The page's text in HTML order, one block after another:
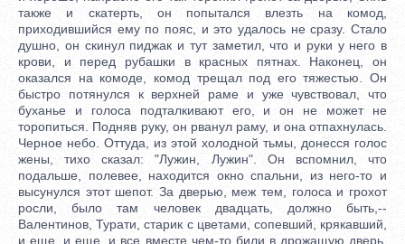
также и скатерть, он попытался влезть на комод,
приходившийся ему по пояс, и это удалось не сразу. Стало
душно, он скинул пиджак и тут заметил, что и руки у него в
крови, и перед рубашки в красных пятнах. Наконец, он
оказался на комоде, комод трещал под его тяжестью. Он
быстро потянулся к верхней раме и уже чувствовал, что
буханье и голоса подталкивают его, и он не может не
торопиться. Подняв руку, он рванул раму, и она отпахнулась.
Черное небо. Оттуда, из этой холодной тьмы, донесся голос
жены, тихо сказал: "Лужин, Лужин". Он вспомнил, что
подальше, полевее, находится окно спальни, из него-то и
высунулся этот шепот. За дверью, меж тем, голоса и грохот
росли, было там человек двадцать, должно быть,--
Валентинов, Турати, старик с цветами, сопевший, крякавший,
и еще, и еще, и все вместе чем-то били в дрожащую дверь.